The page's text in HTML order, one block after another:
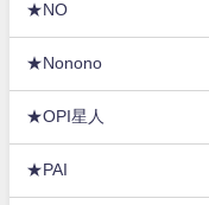
★NO
★Nonono
★OPI星人
★PAI